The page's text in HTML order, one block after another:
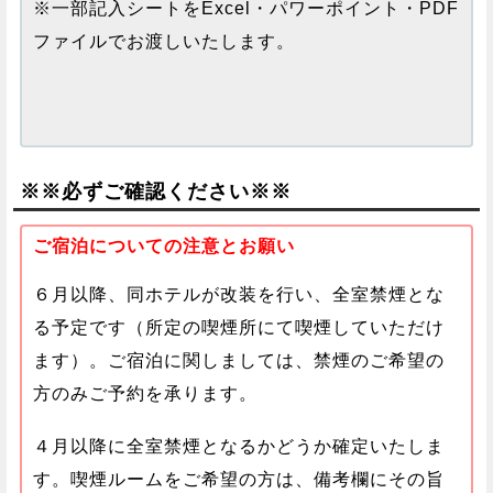
※一部記入シートをExcel・パワーポイント・PDF
ファイルでお渡しいたします。
※※必ずご確認ください※※
ご宿泊についての注意とお願い
６月以降、同ホテルが改装を行い、全室禁煙とな
る予定です（所定の喫煙所にて喫煙していただけ
ます）。ご宿泊に関しましては、禁煙のご希望の
方のみご予約を承ります。
４月以降に全室禁煙となるかどうか確定いたしま
す。喫煙ルームをご希望の方は、備考欄にその旨